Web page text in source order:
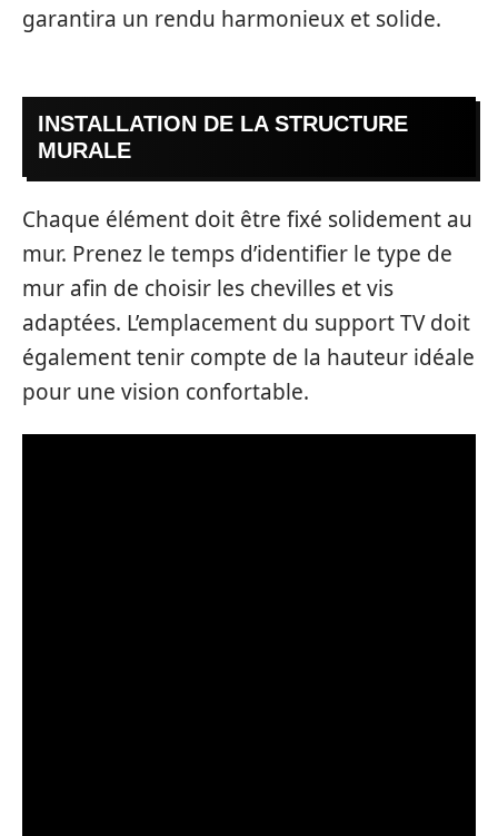
garantira un rendu harmonieux et solide.
INSTALLATION DE LA STRUCTURE
MURALE
Chaque élément doit être fixé solidement au
mur. Prenez le temps d’identifier le type de
mur afin de choisir les chevilles et vis
adaptées. L’emplacement du support TV doit
également tenir compte de la hauteur idéale
pour une vision confortable.